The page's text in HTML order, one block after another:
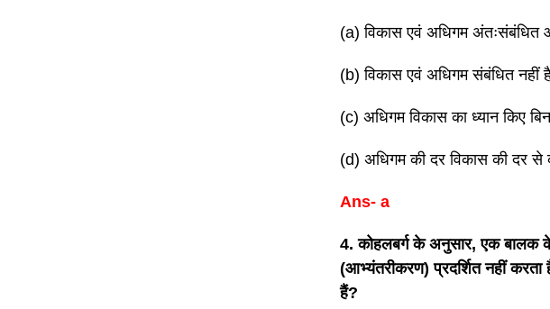
(a) विकास एवं अधिगम अंतःसंबंधित
(b) विकास एवं अधिगम संबंधित नहीं
(c) अधिगम विकास का ध्यान किए
(d) अधिगम की दर विकास की दर से
Ans- a
4. कोहलबर्ग के अनुसार, एक बालक
(आभ्यंतरीकरण) प्रदर्शित नहीं
हैं?